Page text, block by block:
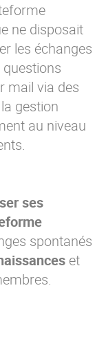
ne disposait
les échanges
mail via des
gestion
au niveau
ses
spontanés
et